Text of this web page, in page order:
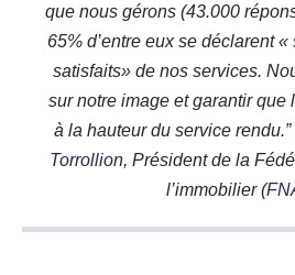
que nous gérons (43.000
65% d’entre eux se déclarent
satisfaits» de nos services.
sur notre image et garantir que
à la hauteur du service
Torrollion, Président de la
l’immobilier (